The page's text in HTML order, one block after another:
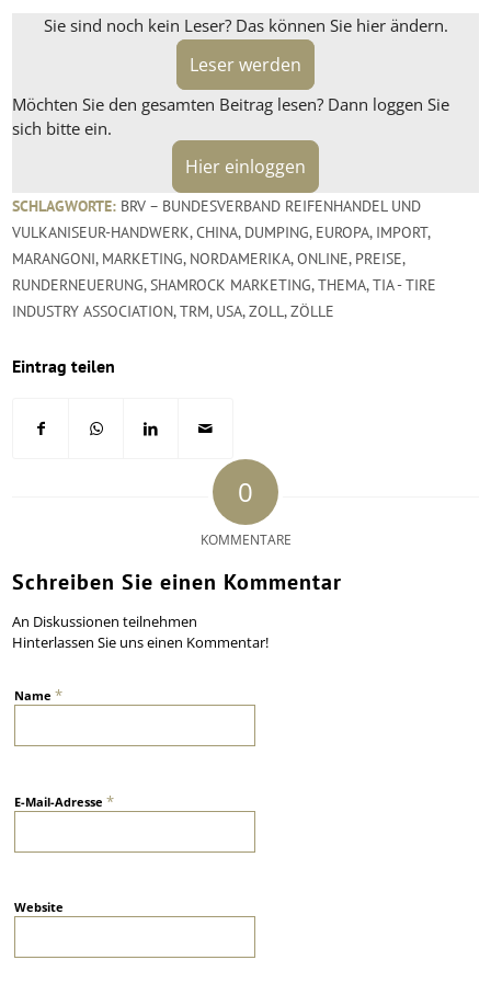
Sie sind noch kein Leser? Das können Sie hier ändern.
Leser werden
Möchten Sie den gesamten Beitrag lesen? Dann loggen Sie
sich bitte ein.
Hier einloggen
SCHLAGWORTE: BRV – BUNDESVERBAND REIFENHANDEL UND
VULKANISEUR-HANDWERK,CHINA, DUMPING, EUROPA, IMPORT,
MARANGONI, MARKETING, NORDAMERIKA,ONLINE, PREISE,
RUNDERNEUERUNG,SHAMROCK MARKETING,THEMA,TIA - TIRE
INDUSTRY ASSOCIATION,TRM, USA,ZOLL,ZÖLLE
Eintrag teilen
0
KOMMENTARE
Schreiben Sie einen Kommentar
An Diskussionen teilnehmen
Hinterlassen Sie uns einen Kommentar!
Name*
E-Mail-Adresse*
Website